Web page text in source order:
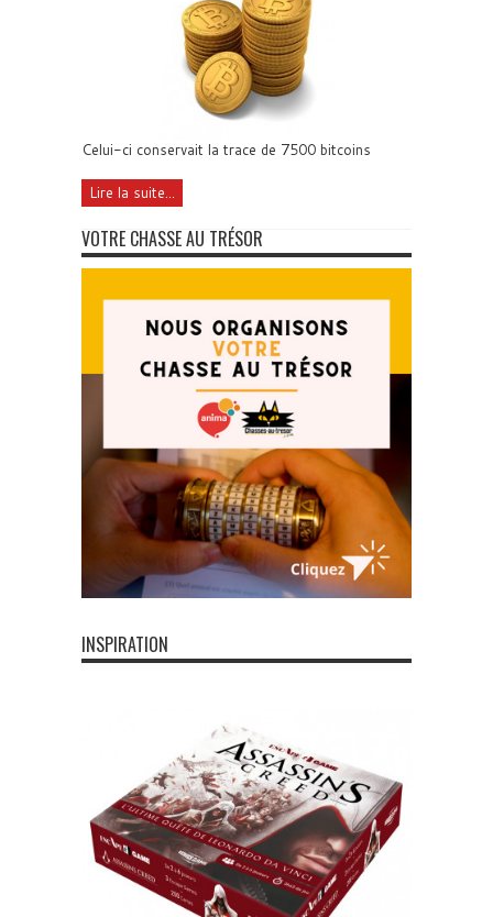
Celui-ci conservait la trace de 7500 bitcoins
Lire la suite...
VOTRE CHASSE AU TRÉSOR
INSPIRATION